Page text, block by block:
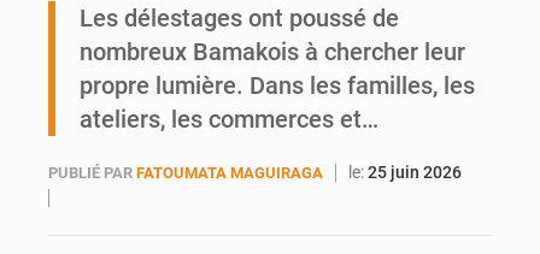
AfroBasket U18 : Le Mali défend sa double couronne à Abidjan
Les délestages ont poussé de
nombreux Bamakois à chercher leur
propre lumière. Dans les familles, les
ateliers, les commerces et…
PUBLIÉ PAR FATOUMATA MAGUIRAGA le:25 juin 2026